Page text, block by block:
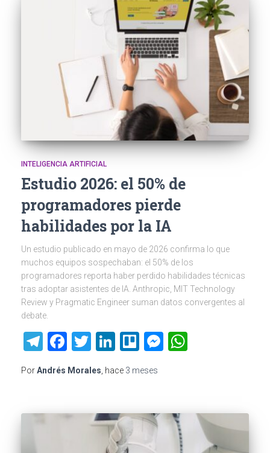
INTELIGENCIA ARTIFICIAL
Estudio 2026: el 50% de
programadores pierde
habilidades por la IA
Un estudio publicado en mayo de 2026 confirma lo que
muchos equipos sospechaban: el 50% de los
programadores reporta haber perdido habilidades técnicas
tras adoptar asistentes de IA. Anthropic, MIT Technology
Review y Pragmatic Engineer suman datos convergentes al
debate.
Telegram
Facebook
Twitter
LinkedIn
TrelloMessenger
PorAndrés Morales , hace 3 meses